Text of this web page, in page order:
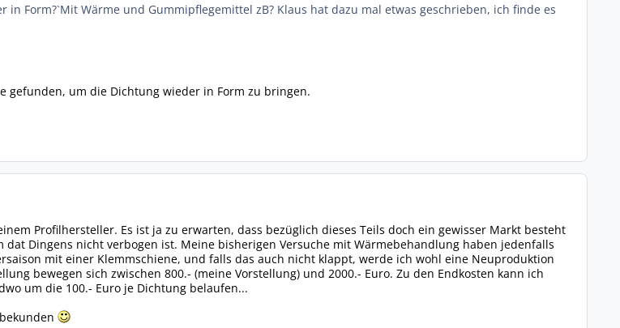
in Form?`Mit Wärme und Gummipflegemittel zB? Klaus hat dazu mal etwas geschrieben, ich finde es
gefunden, um die Dichtung wieder in Form zu bringen.
Profilhersteller. Es ist ja zu erwarten, dass bezüglich dieses Teils doch ein gewisser Markt besteht
dat Dingens nicht verbogen ist. Meine bisherigen Versuche mit Wärmebehandlung haben jedenfalls
mit einer Klemmschiene, und falls das auch nicht klappt, werde ich wohl eine Neuproduktion
bewegen sich zwischen 800.- (meine Vorstellung) und 2000.- Euro. Zu den Endkosten kann ich
um die 100.- Euro je Dichtung belaufen...